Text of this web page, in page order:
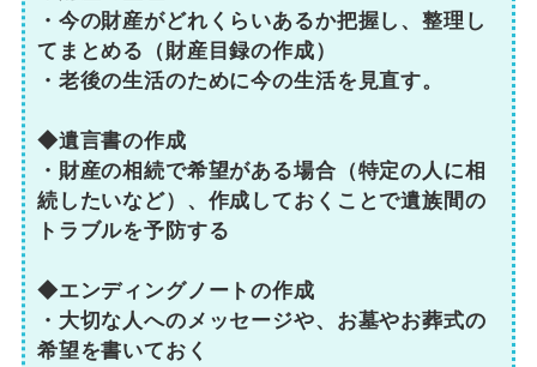
・今の財産がどれくらいあるか把握し、整理し
てまとめる（財産目録の作成）
・老後の生活のために今の生活を見直す。
◆遺言書の作成
・財産の相続で希望がある場合（特定の人に相
続したいなど）、作成しておくことで遺族間の
トラブルを予防する
◆エンディングノートの作成
・大切な人へのメッセージや、お墓やお葬式の
希望を書いておく